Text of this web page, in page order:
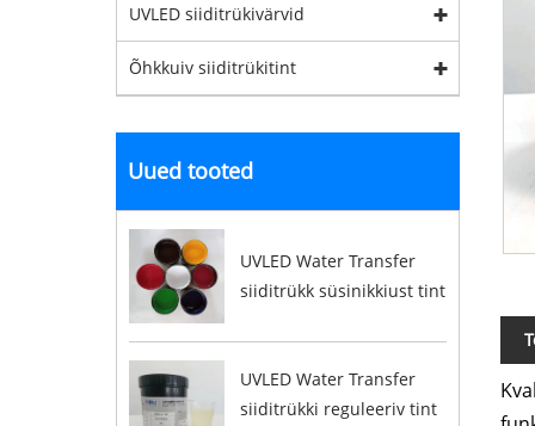
UVLED siiditrükivärvid
Õhkkuiv siiditrükitint
Uued tooted
UVLED Water Transfer
siiditrükk süsinikkiust tint
UVLED Water Transfer
siiditrükki reguleeriv tint